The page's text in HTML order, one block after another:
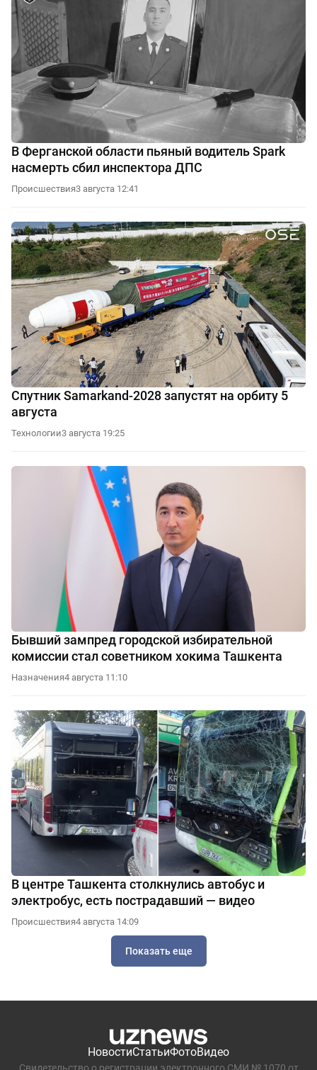
В Ферганской области пьяный водитель Spark
насмерть сбил инспектора ДПС
Происшествия3 августа 12:41
Спутник Samarkand-2028 запустят на орбиту 5
августа
Технологии3 августа 19:25
Бывший зампред городской избирательной
комиссии стал советником хокима Ташкента
Назначения4 августа 11:10
В центре Ташкента столкнулись автобус и
электробус, есть пострадавший — видео
Происшествия4 августа 14:09
Показать еще
НовостиСтатьиФотоВидео
Свидетельство о регистрации электронного СМИ № 1070 от